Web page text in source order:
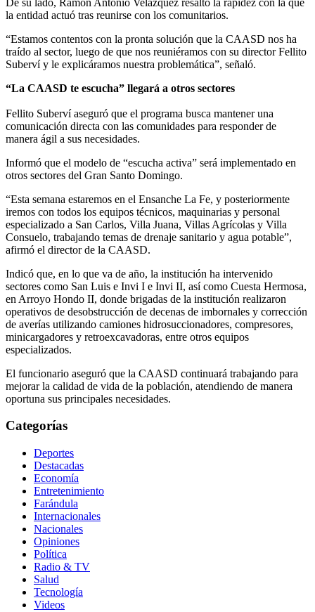
la entidad actuó tras reunirse con los comunitarios.
“Estamos contentos con la pronta solución que la CAASD nos ha
traído al sector, luego de que nos reuniéramos con su director Fellito
Suberví y le explicáramos nuestra problemática”, señaló.
“La CAASD te escucha” llegará a otros sectores
Fellito Suberví aseguró que el programa busca mantener una
comunicación directa con las comunidades para responder de
manera ágil a sus necesidades.
Informó que el modelo de “escucha activa” será implementado en
otros sectores del Gran Santo Domingo.
“Esta semana estaremos en el Ensanche La Fe, y posteriormente
iremos con todos los equipos técnicos, maquinarias y personal
especializado a San Carlos, Villa Juana, Villas Agrícolas y Villa
Consuelo, trabajando temas de drenaje sanitario y agua potable”,
afirmó el director de la CAASD.
Indicó que, en lo que va de año, la institución ha intervenido
sectores como San Luis e Invi I e Invi II, así como Cuesta Hermosa,
en Arroyo Hondo II, donde brigadas de la institución realizaron
operativos de desobstrucción de decenas de imbornales y corrección
de averías utilizando camiones hidrosuccionadores, compresores,
minicargadores y retroexcavadoras, entre otros equipos
especializados.
El funcionario aseguró que la CAASD continuará trabajando para
mejorar la calidad de vida de la población, atendiendo de manera
oportuna sus principales necesidades.
Categorías
Deportes
Destacadas
Economía
Entretenimiento
Farándula
Internacionales
Nacionales
Opiniones
Política
Radio & TV
Salud
Tecnología
Videos